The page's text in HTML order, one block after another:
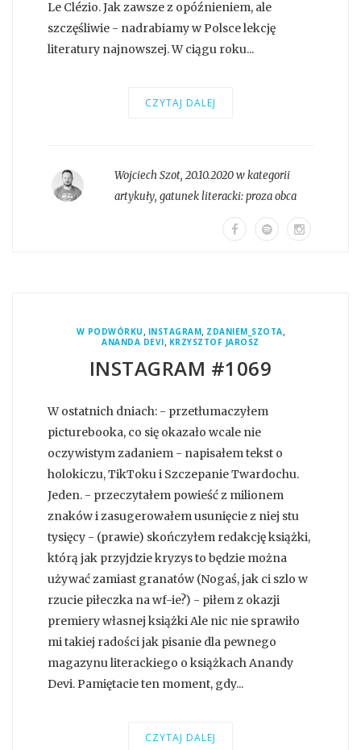
Le Clézio. Jak zawsze z opóźnieniem, ale
szczęśliwie - nadrabiamy w Polsce lekcję
literatury najnowszej. W ciągu roku...
CZYTAJ DALEJ
Wojciech Szot, 20.10.2020 w kategorii
artykuły, gatunek literacki:proza obca
W PODWÓRKU , INSTAGRAM, ZDANIEM_SZOTA,
ANANDA DEVI, KRZYSZTOF JAROSZ
INSTAGRAM #1069
W ostatnich dniach: - przetłumaczyłem
picturebooka, co się okazało wcale nie
oczywistym zadaniem - napisałem tekst o
holokiczu, TikToku i Szczepanie Twardochu.
Jeden. - przeczytałem powieść z milionem
znaków i zasugerowałem usunięcie z niej stu
tysięcy - (prawie) skończyłem redakcję książki,
którą jak przyjdzie kryzys to będzie można
używać zamiast granatów (Nogaś, jak ci szlo w
rzucie piłeczka na wf-ie?) - piłem z okazji
premiery własnej książki Ale nic nie sprawiło
mi takiej radości jak pisanie dla pewnego
magazynu literackiego o książkach Anandy
Devi. Pamiętacie ten moment, gdy...
CZYTAJ DALEJ